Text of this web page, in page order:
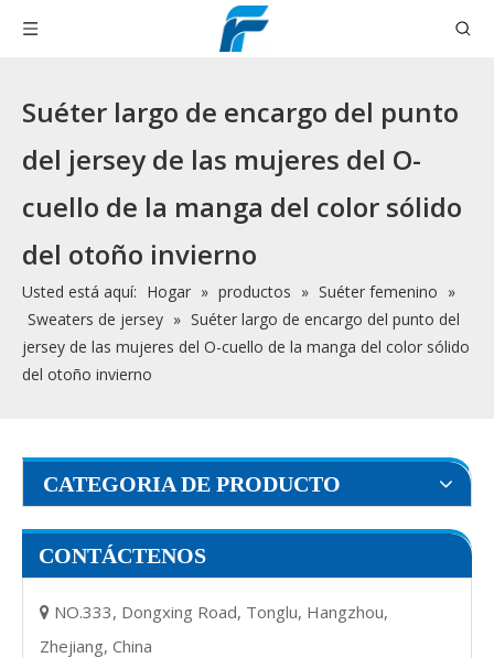
Suéter largo de encargo del punto
del jersey de las mujeres del O-
cuello de la manga del color sólido
del otoño invierno
Usted está aquí: Hogar » productos » Suéter femenino »
Sweaters de jersey » Suéter largo de encargo del punto del
jersey de las mujeres del O-cuello de la manga del color sólido
del otoño invierno
CATEGORIA DE PRODUCTO
CONTÁCTENOS
 NO.333, Dongxing Road, Tonglu, Hangzhou,
Zhejiang, China